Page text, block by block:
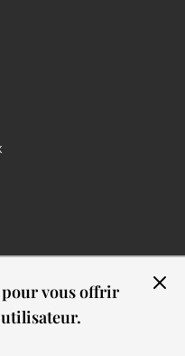
pour vous offrir